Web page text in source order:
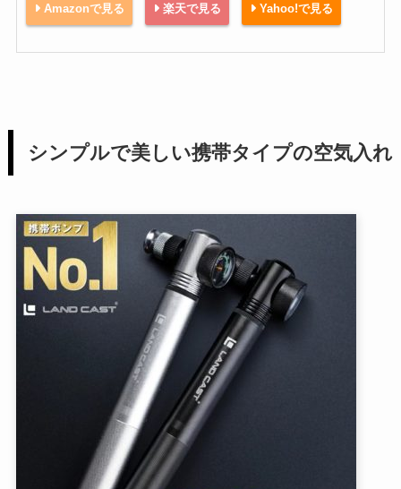
Amazonで見る 楽天で見る Yahoo!で見る
シンプルで美しい携帯タイプの空気入れ